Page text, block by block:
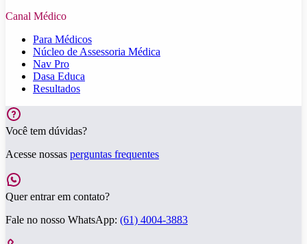
Canal Médico
Para Médicos
Núcleo de Assessoria Médica
Nav Pro
Dasa Educa
Resultados
Você tem dúvidas?
Acesse nossas perguntas frequentes
Quer entrar em contato?
Fale no nosso WhatsApp: (61) 4004-3883